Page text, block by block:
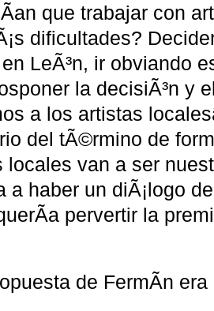
que trabajar con
dificultades?
LeÃ³n, ir obviando
la decisiÃ³n y
a los artistas
del tÃ©rmino de
locales van a ser
a haber un diÃ¡logo
pervertir la
de FermÃ­n